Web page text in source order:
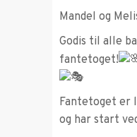
Mandel og
Godis til alle
fantetoget!
Fantetoget er
og har start